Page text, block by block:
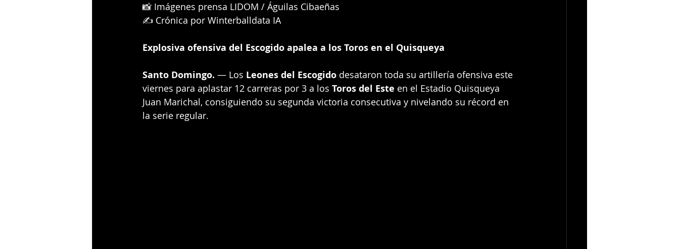
📸 Imágenes prensa LIDOM / Águilas Cibaeñas
✍️ Crónica por Winterballdata IA
Explosiva ofensiva del Escogido apalea a los Toros en el Quisqueya
Santo Domingo. — Los Leones del Escogido desataron toda su artillería ofensiva este
viernes para aplastar 12 carreras por 3 a los Toros del Este en el Estadio Quisqueya
Juan Marichal, consiguiendo su segunda victoria consecutiva y nivelando su récord en
la serie regular.